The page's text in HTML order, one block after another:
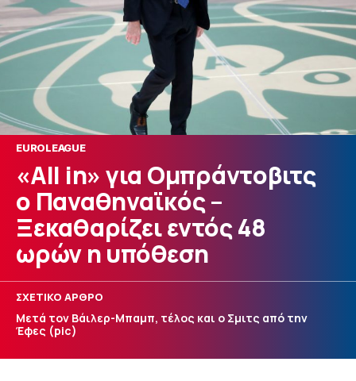
EUROLEAGUE
«All in» για Ομπράντοβιτς
ο Παναθηναϊκός –
Ξεκαθαρίζει εντός 48
ωρών η υπόθεση
ΣΧΕΤΙΚΟ ΑΡΘΡΟ
Μετά τον Βάιλερ-Μπαμπ, τέλος και ο Σμιτς από την
Έφες (pic)